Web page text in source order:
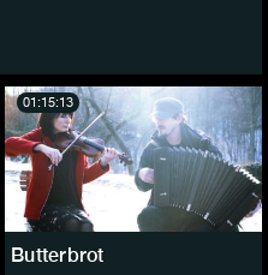
Butterbrot
01:15:13